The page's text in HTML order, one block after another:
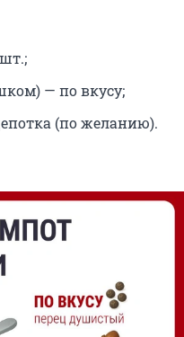
— по вкусу;
(по желанию).